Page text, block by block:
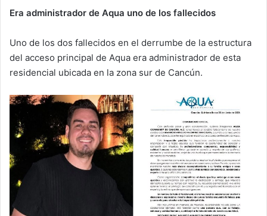
Era administrador de Aqua uno de los fallecidos
Uno de los dos fallecidos en el derrumbe de la estructura
del acceso principal de Aqua era administrador de esta
residencial ubicada en la zona sur de Cancún.